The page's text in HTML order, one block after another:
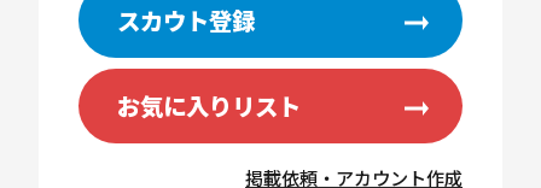
スカウト登録
お気に入りリスト
掲載依頼・アカウント作成